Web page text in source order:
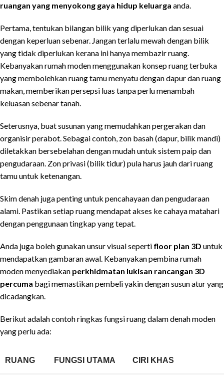
ruangan yang menyokong gaya hidup keluarga anda.
Pertama, tentukan bilangan bilik yang diperlukan dan sesuai
dengan keperluan sebenar. Jangan terlalu mewah dengan bilik
yang tidak diperlukan kerana ini hanya membazir ruang.
Kebanyakan rumah moden menggunakan konsep ruang terbuka
yang membolehkan ruang tamu menyatu dengan dapur dan ruang
makan, memberikan persepsi luas tanpa perlu menambah
keluasan sebenar tanah.
Seterusnya, buat susunan yang memudahkan pergerakan dan
organisir perabot. Sebagai contoh, zon basah (dapur, bilik mandi)
diletakkan bersebelahan dengan mudah untuk sistem paip dan
pengudaraan. Zon privasi (bilik tidur) pula harus jauh dari ruang
tamu untuk ketenangan.
Skim denah juga penting untuk pencahayaan dan pengudaraan
alami. Pastikan setiap ruang mendapat akses ke cahaya matahari
dengan penggunaan tingkap yang tepat.
Anda juga boleh gunakan unsur visual seperti floor plan 3D untuk
mendapatkan gambaran awal. Kebanyakan pembina rumah
moden menyediakan perkhidmatan lukisan rancangan 3D
percuma bagi memastikan pembeli yakin dengan susun atur yang
dicadangkan.
Berikut adalah contoh ringkas fungsi ruang dalam denah moden
yang perlu ada:
RUANG FUNGSI UTAMA CIRI KHAS